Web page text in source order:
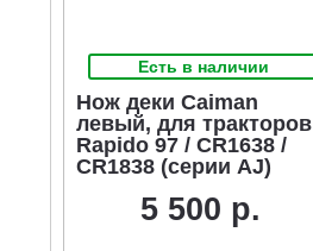
Есть в наличии
Нож деки Caiman
левый, для тракторов
Rapido 97 / CR1638 /
CR1838 (серии AJ)
5 500 р.